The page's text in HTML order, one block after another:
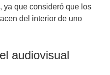
ya que consideró que los
del interior de uno
audiovisual